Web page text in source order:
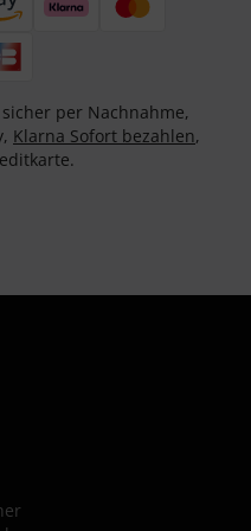
per Nachnahme,
Klarna Sofort bezahlen,